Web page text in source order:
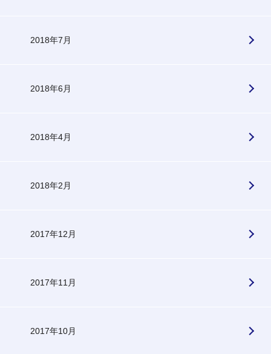
2018年7月
2018年6月
2018年4月
2018年2月
2017年12月
2017年11月
2017年10月